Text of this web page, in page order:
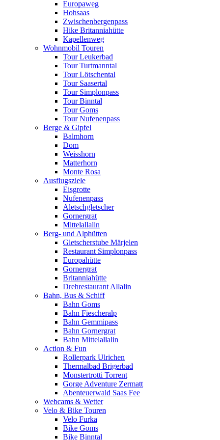
Europaweg
Hohsaas
Zwischenbergenpass
Hike Britanniahütte
Kapellenweg
Wohnmobil Touren
Tour Leukerbad
Tour Turtmanntal
Tour Lötschental
Tour Saasertal
Tour Simplonpass
Tour Binntal
Tour Goms
Tour Nufenenpass
Berge & Gipfel
Balmhorn
Dom
Weisshorn
Matterhorn
Monte Rosa
Ausflugsziele
Eisgrotte
Nufenenpass
Aletschgletscher
Gornergrat
Mittelallalin
Berg- und Alphütten
Gletscherstube Märjelen
Restaurant Simplonpass
Europahütte
Gornergrat
Britanniahütte
Drehrestaurant Allalin
Bahn, Bus & Schiff
Bahn Goms
Bahn Fiescheralp
Bahn Gemmipass
Bahn Gornergrat
Bahn Mittelallalin
Action & Fun
Rollerpark Ulrichen
Thermalbad Brigerbad
Monstertrotti Torrent
Gorge Adventure Zermatt
Abenteuerwald Saas Fee
Webcams & Wetter
Velo & Bike Touren
Velo Furka
Bike Goms
Bike Binntal